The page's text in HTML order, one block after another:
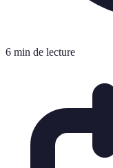
6 min de lecture